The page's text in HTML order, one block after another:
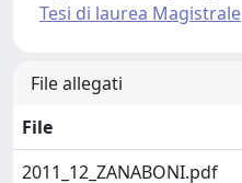
Tesi di laurea Magistrale
File allegati
File
2011_12_ZANABONI.pdf